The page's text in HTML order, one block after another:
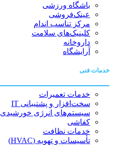
باشگاه ورزشی
عینک‌فروشی
مرکز تناسب اندام
کلینیک‌های سلامت
داروخانه
آرایشگاه
خدمات فنی
خدمات تعمیرات
سخت‌افزار و پشتیبانی IT
سیستم‌های انرژی خورشیدی
کفاشی
خدمات نظافت
تأسیسات و تهویه (HVAC)